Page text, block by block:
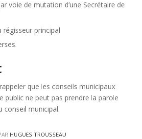
voie de mutation d’une Secrétaire de
régisseur principal
que les conseils municipaux
public ne peut pas prendre la parole
conseil municipal.
HUGUES TROUSSEAU